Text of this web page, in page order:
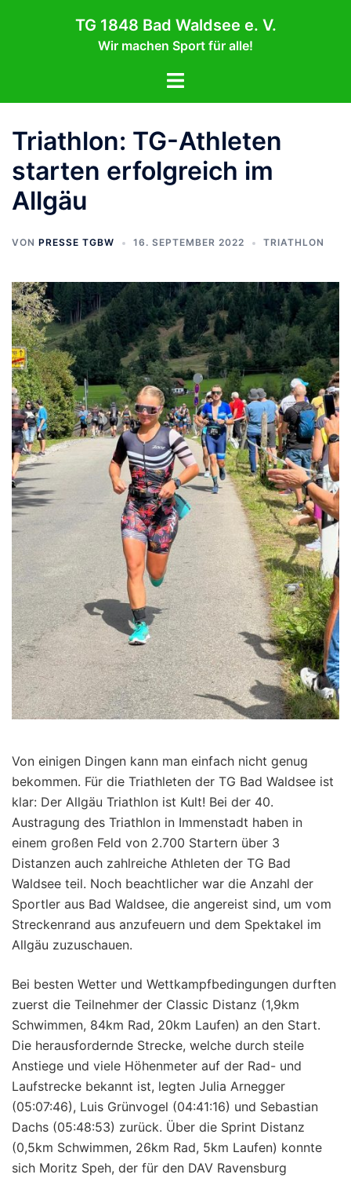
TG 1848 Bad Waldsee e. V.
Wir machen Sport für alle!
Menü
Triathlon: TG-Athleten
starten erfolgreich im
Allgäu
VON PRESSE TGBW 16. SEPTEMBER 2022 TRIATHLON
Von einigen Dingen kann man einfach nicht genug
bekommen. Für die Triathleten der TG Bad Waldsee ist
klar: Der Allgäu Triathlon ist Kult! Bei der 40.
Austragung des Triathlon in Immenstadt haben in
einem großen Feld von 2.700 Startern über 3
Distanzen auch zahlreiche Athleten der TG Bad
Waldsee teil. Noch beachtlicher war die Anzahl der
Sportler aus Bad Waldsee, die angereist sind, um vom
Streckenrand aus anzufeuern und dem Spektakel im
Allgäu zuzuschauen.
Bei besten Wetter und Wettkampfbedingungen durften
zuerst die Teilnehmer der Classic Distanz (1,9km
Schwimmen, 84km Rad, 20km Laufen) an den Start.
Die herausfordernde Strecke, welche durch steile
Anstiege und viele Höhenmeter auf der Rad- und
Laufstrecke bekannt ist, legten Julia Arnegger
(05:07:46), Luis Grünvogel (04:41:16) und Sebastian
Dachs (05:48:53) zurück. Über die Sprint Distanz
(0,5km Schwimmen, 26km Rad, 5km Laufen) konnte
sich Moritz Speh, der für den DAV Ravensburg